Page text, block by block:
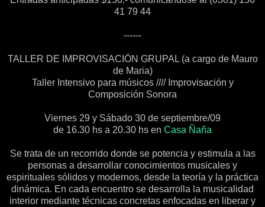
41 79 44
------
TALLER DE IMPROVISACIÓN GRUPAL (a cargo de Mauro
de Maria)
Taller Intensivo para músicos //// Improvisación y
Composición Sonora
Viernes 29 y Sábado 30 de septiembre/09
de 16.30 hs a 20.30 hs en Casa Ñaña
Se trata de un recorrido donde se potencia y estimula a las
personas a desarrollar conocimientos musicales y
espirituales sólidos y modernos, desde la teoría y la práctica
dinámica. En cada encuentro se desarrolla la musicalidad
interior mediante técnicas concretas enfocadas en liberar y